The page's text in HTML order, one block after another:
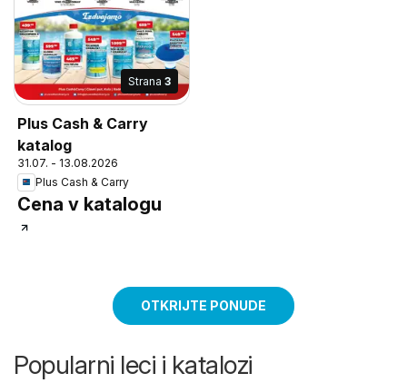
Strana 3
Plus Cash & Carry
katalog
31.07. - 13.08.2026
Plus Cash & Carry
Cena v katalogu
OTKRIJTE PONUDE
Popularni leci i katalozi